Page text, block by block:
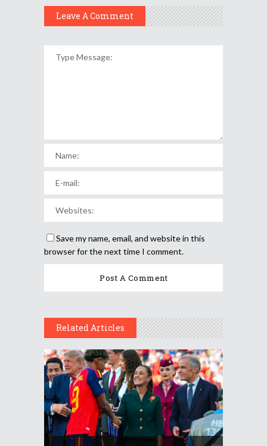
Leave A Comment
Save my name, email, and website in this
browser for the next time I comment.
Related Articles